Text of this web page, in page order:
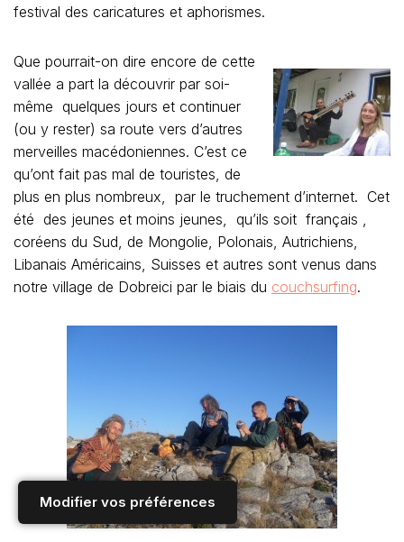
Modifier vos préférences
festival des caricatures et aphorismes.
Que pourrait-on dire encore de cette
vallée a part la découvrir par soi-
même quelques jours et continuer
(ou y rester) sa route vers d’autres
merveilles macédoniennes. C’est ce
qu’ont fait pas mal de touristes, de
plus en plus nombreux, par le truchement d’internet. Cet
été des jeunes et moins jeunes, qu’ils soit français ,
coréens du Sud, de Mongolie, Polonais, Autrichiens,
Libanais Américains, Suisses et autres sont venus dans
notre village de Dobreici par le biais du couchsurfing.